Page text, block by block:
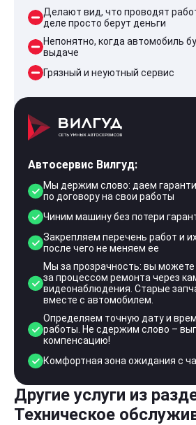
Делают вид, что проводят
деле просто берут деньги
Непонятно, когда автомобиль
выдаче
Грязный и неуютный сервис
Автосервис Вилгуд:
Мы держим слово: даем
по договору на свои работы
Чиним машину без потери
Закрепляем перечень работ и
после чего не меняем ее
Мы за прозрачность: вы
за процессом ремонта через
видеонаблюдения. Старые
вместе с автомобилем.
Определяем точную дату и
работы. Не сдержим слово –
компенсацию!
Комфортная зона ожидания с
Другие услуги из
Техническое